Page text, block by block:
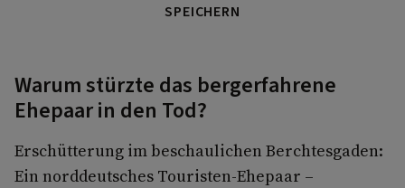
SPEICHERN
Warum stürzte das bergerfahrene
Ehepaar in den Tod?
Erschütterung im beschaulichen Berchtesgaden:
Ein norddeutsches Touristen-Ehepaar –